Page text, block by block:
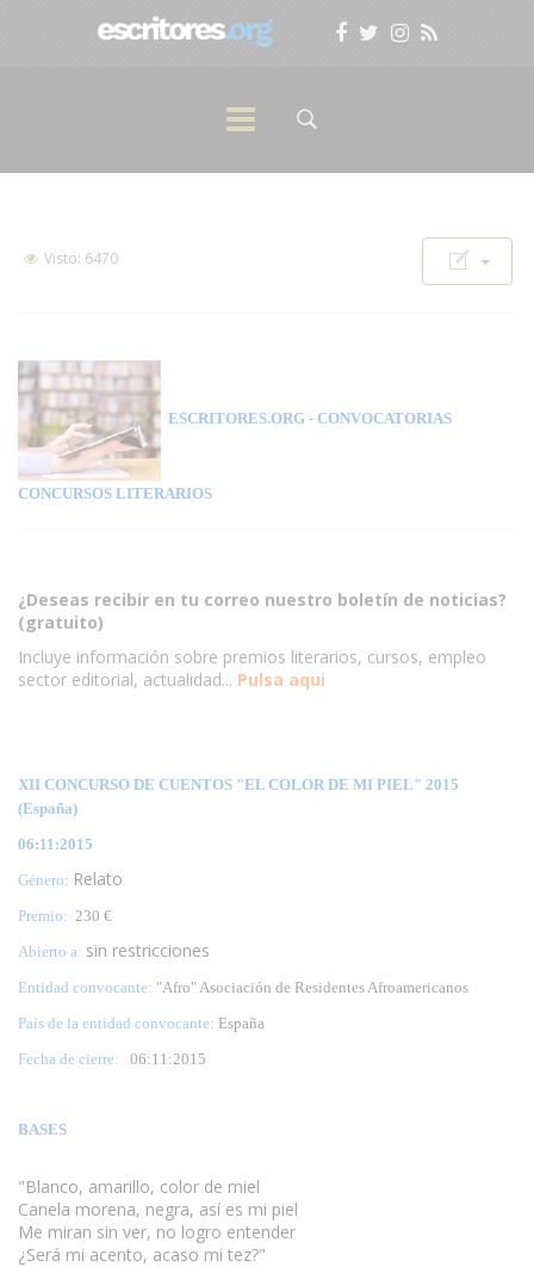
Visto: 6470
ESCRITORES.ORG - CONVOCATORIAS
CONCURSOS LITERARIOS
¿Deseas recibir en tu correo nuestro boletín de noticias?
(gratuito)
Incluye información sobre premios literarios, cursos, empleo
sector editorial, actualidad... Pulsa aqui
XII CONCURSO DE CUENTOS "EL COLOR DE MI PIEL" 2015
(España)
06:11:2015
Género: Relato
Premio: 230 €
Abierto a: sin restricciones
Entidad convocante: "Afro" Asociación de Residentes Afroamericanos
País de la entidad convocante: España
Fecha de cierre: 06:11:2015
BASES
"Blanco, amarillo, color de miel
Canela morena, negra, así es mi piel
Me miran sin ver, no logro entender
¿Será mi acento, acaso mi tez?"